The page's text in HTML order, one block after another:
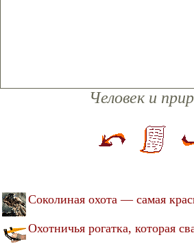
Человек и
Соколиная охота — самая
Охотничья рогатка, которая